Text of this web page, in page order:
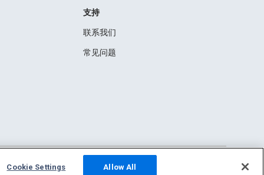
支持
联系我们
常见问题
Cookie Settings Allow All